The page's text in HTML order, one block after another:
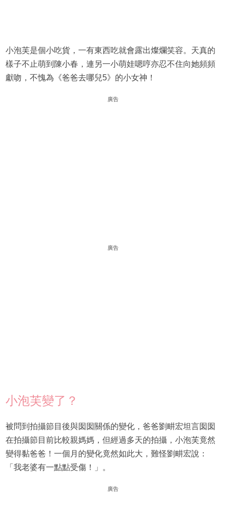
小泡芙是個小吃貨，一有東西吃就會露出燦爛笑容。天真的
樣子不止萌到陳小春，連另一小萌娃嗯哼亦忍不住向她頻頻
獻吻，不愧為《爸爸去哪兒5》的小女神！
廣告
廣告
小泡芙變了？
被問到拍攝節目後與囡囡關係的變化，爸爸劉畊宏坦言囡囡
在拍攝節目前比較親媽媽，但經過多天的拍攝，小泡芙竟然
變得黏爸爸！一個月的變化竟然如此大，難怪劉畊宏說：
「我老婆有一點點受傷！」。
廣告